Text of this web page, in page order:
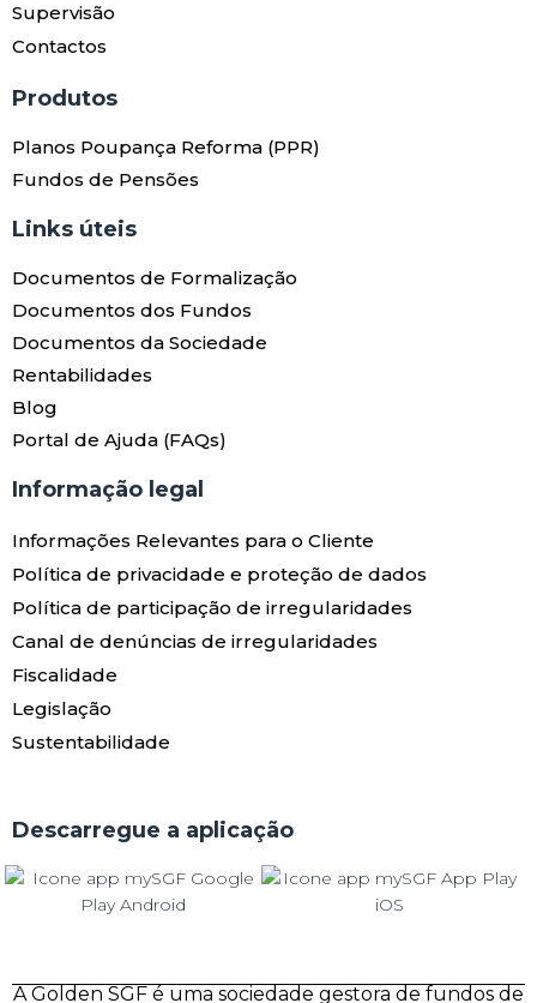
Supervisão
Contactos
Produtos​
Planos Poupança Reforma (PPR)
Fundos de Pensões
Links úteis​
Documentos de Formalização
Documentos dos Fundos
Documentos da Sociedade
Rentabilidades
Blog
Portal de Ajuda (FAQs)
Informação legal
Informações Relevantes para o Cliente
Política de privacidade e proteção de dados
Política de participação de irregularidades
Canal de denúncias de irregularidades
Fiscalidade
Legislação
Sustentabilidade
Descarregue a aplicação
A Golden SGF é uma sociedade gestora de fundos de